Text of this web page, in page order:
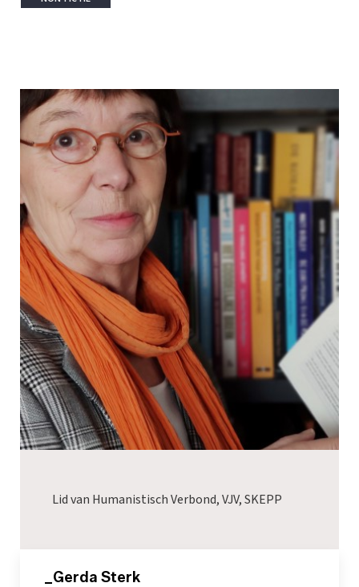
Lid van Humanistisch Verbond, VJV, SKEPP
_Gerda Sterk